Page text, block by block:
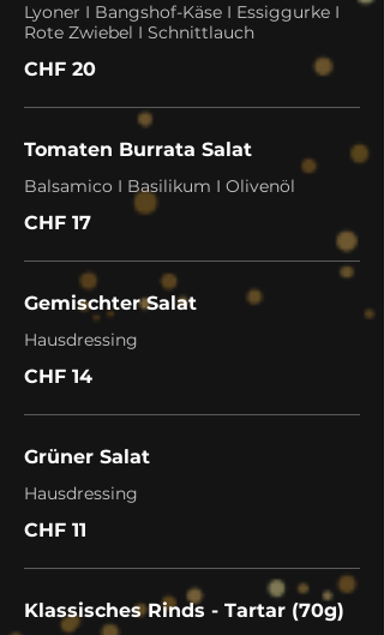
Lyoner I Bangshof-Käse I Essiggurke I
Rote Zwiebel I Schnittlauch
CHF 20
Tomaten Burrata Salat
Balsamico I Basilikum I Olivenöl
CHF 17
Gemischter Salat
Hausdressing
CHF 14
Grüner Salat
Hausdressing
CHF 11
Klassisches Rinds - Tartar (70g)